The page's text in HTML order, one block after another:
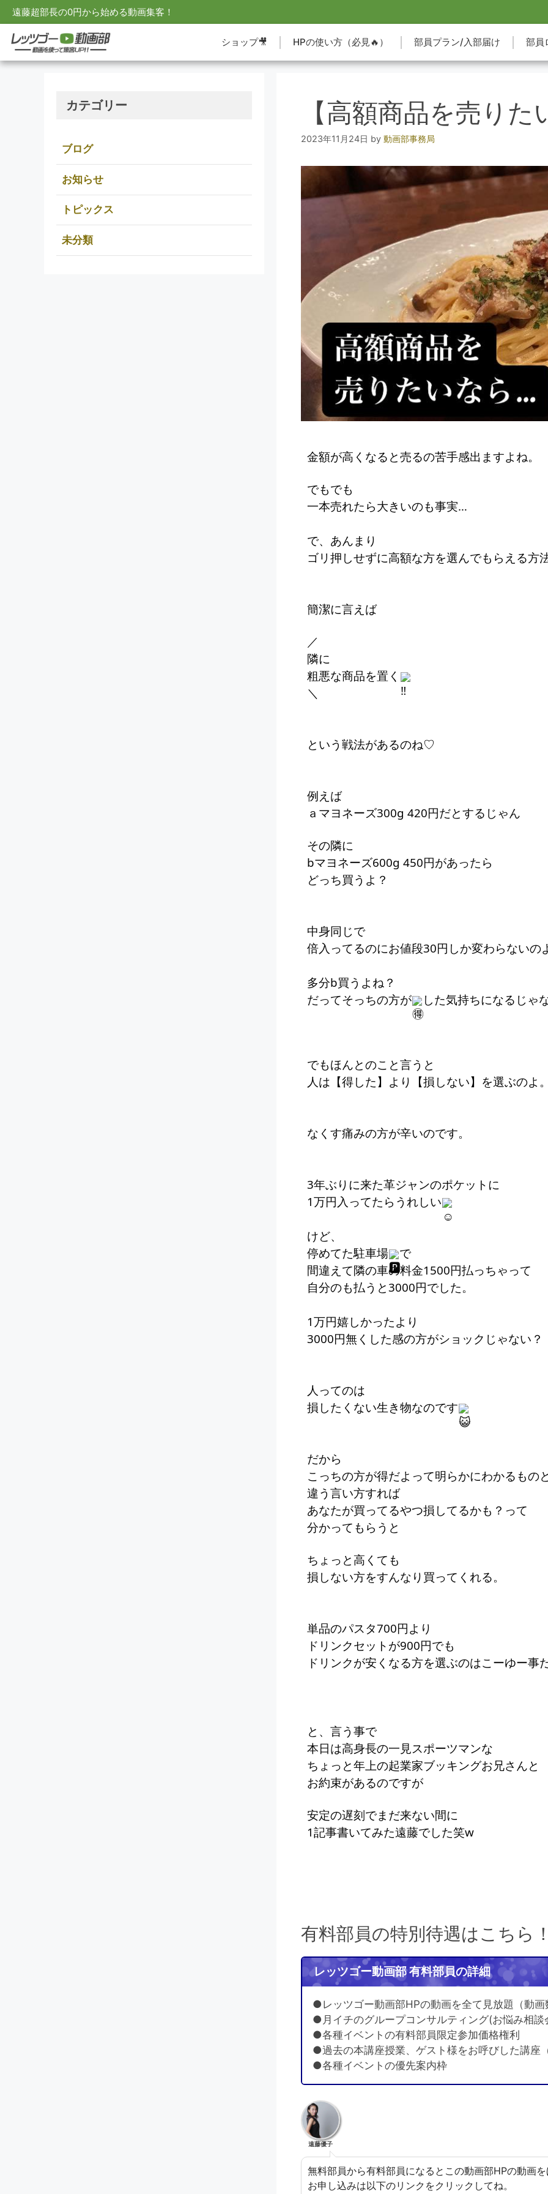
遠藤超部長の0円から始める動画集客！
ショップ🎥 HPの使い方（必見🔥） 部員プラン/入部届け 部員
【高額商品を売りた
2023年11月24日 by 動画部事務局
金額が高くなると売るの苦手感出ますよね。
でもでも
一本売れたら大きいのも事実…
で、あんまり
ゴリ押しせずに高額な方を選んでもらえる
簡潔に言えば
／
隣に
粗悪な商品を置く
＼
という戦法があるのね♡
例えば
ａマヨネーズ300g 420円だとするじゃん
その隣に
bマヨネーズ600g 450円があったら
どっち買うよ？
中身同じで
倍入ってるのにお値段30円しか変わらないの
多分b買うよね？
だってそっちの方が
した気持ちになるじゃ
でもほんとのこと言うと
人は【得した】より【損しない】を選ぶの
なくす痛みの方が辛いのです。
3年ぶりに来た革ジャンのポケットに
1万円入ってたらうれしい
けど、
停めてた駐車場
で
間違えて隣の車の料金1500円払っちゃって
自分のも払うと3000円でした。
1万円嬉しかったより
3000円無くした感の方がショックじゃない？
人ってのは
損したくない生き物なのです
だから
こっちの方が得だよって明らかにわかるもの
違う言い方すれば
あなたが買ってるやつ損してるかも？って
分かってもらうと
ちょっと高くても
損しない方をすんなり買ってくれる。
単品のパスタ700円より
ドリンクセットが900円でも
ドリンクが安くなる方を選ぶのはこーゆー事
と、言う事で
本日は高身長の一見スポーツマンな
ちょっと年上の起業家ブッキングお兄さんと
お約束があるのですが
安定の遅刻でまだ来ない間に
1記事書いてみた遠藤でした笑w
有料部員の特別待遇はこちら
レッツゴー動画部 有料部員の詳細
●レッツゴー動画部HPの動画を全て見放題（動
●月イチのグループコンサルティング(お悩み相談
●各種イベントの有料部員限定参加価格権利
●過去の本講座授業、ゲスト様をお呼びした講座
●各種イベントの優先案内枠
遠藤優子
無料部員から有料部員になるとこの動画部HPの動画
お申し込みは以下のリンクをクリックしてね。
カテゴリー
ブログ
お知らせ
トピックス
未分類